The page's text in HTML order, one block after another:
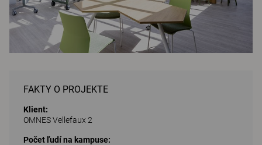
FAKTY O PROJEKTE
Klient:
OMNES Vellefaux 2
Počet ľudí na kampuse: